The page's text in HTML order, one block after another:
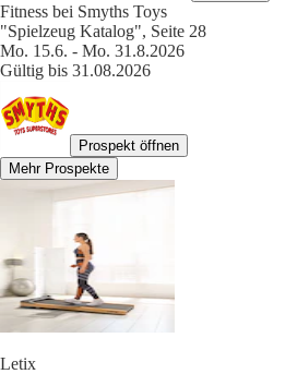
Fitness bei Smyths Toys
"Spielzeug Katalog", Seite 28
Mo. 15.6. - Mo. 31.8.2026
Gültig bis 31.08.2026
Prospekt öffnen
Mehr Prospekte
Letix